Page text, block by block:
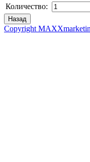
Количество:
Copyright